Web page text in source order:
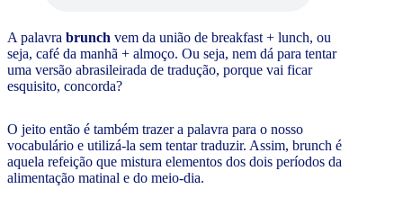
A palavra brunch vem da união de breakfast + lunch, ou
seja, café da manhã + almoço. Ou seja, nem dá para tentar
uma versão abrasileirada de tradução, porque vai ficar
esquisito, concorda?
O jeito então é também trazer a palavra para o nosso
vocabulário e utilizá-la sem tentar traduzir. Assim, brunch é
aquela refeição que mistura elementos dos dois períodos da
alimentação matinal e do meio-dia.